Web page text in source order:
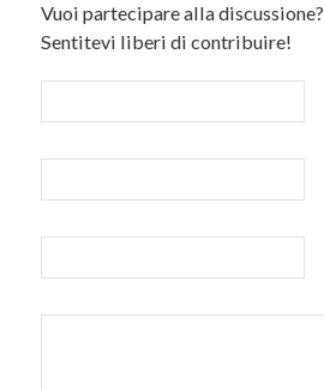
Vuoi partecipare alla discussione?
Sentitevi liberi di contribuire!